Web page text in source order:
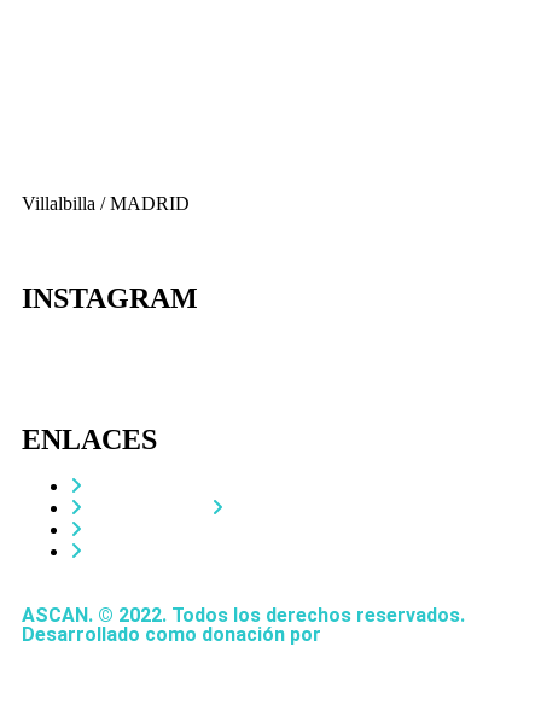
Villalbilla / MADRID
INSTAGRAM
ENLACES
ASCAN. © 2022. Todos los derechos reservados.
Desarrollado como donación por